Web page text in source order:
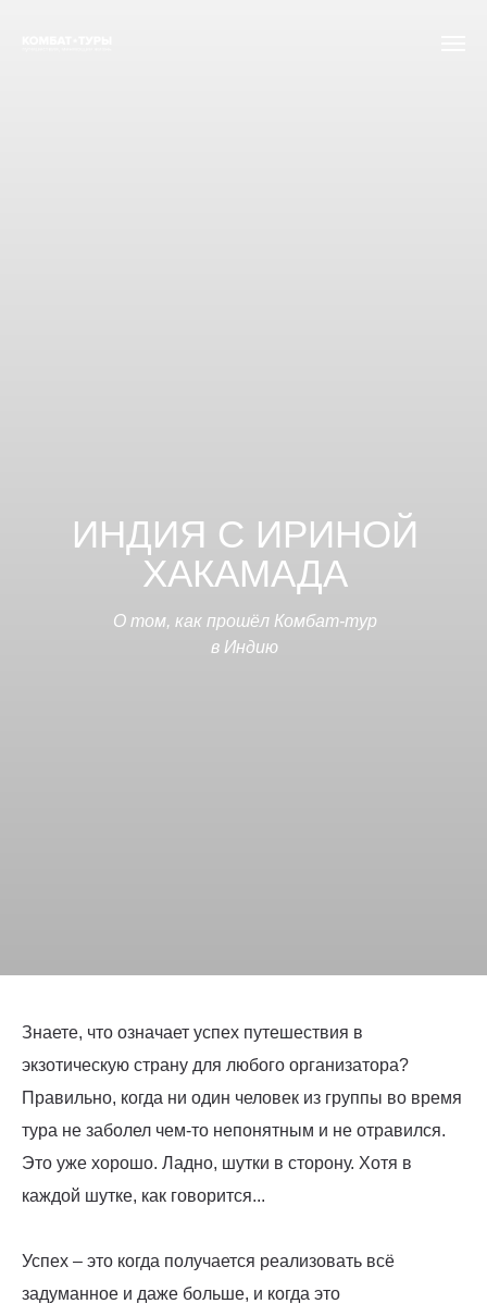
ИНДИЯ С ИРИНОЙ
ХАКАМАДА
О том, как прошёл Комбат-тур
в Индию
Знаете, что означает успех путешествия в
экзотическую страну для любого организатора?
Правильно, когда ни один человек из группы во время
тура не заболел чем-то непонятным и не отравился.
Это уже хорошо. Ладно, шутки в сторону. Хотя в
каждой шутке, как говорится...
Успех – это когда получается реализовать всё
задуманное и даже больше, и когда это